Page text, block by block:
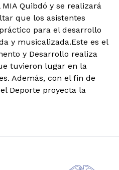
Quibdó y se realizará
que los asistentes
para el desarrollo
y musicalizada.Este es el
y Desarrollo realiza
tuvieron lugar en la
Además, con el fin de
Deporte proyecta la